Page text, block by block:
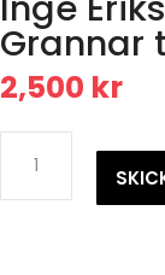
Grannar
2,500 kr
ErikssonGrannar
träffas